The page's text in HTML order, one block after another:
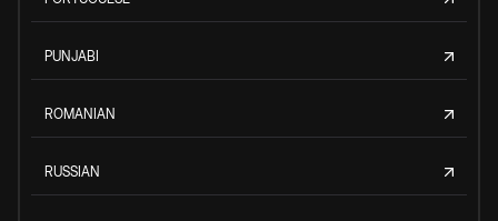
PUNJABI
ROMANIAN
RUSSIAN